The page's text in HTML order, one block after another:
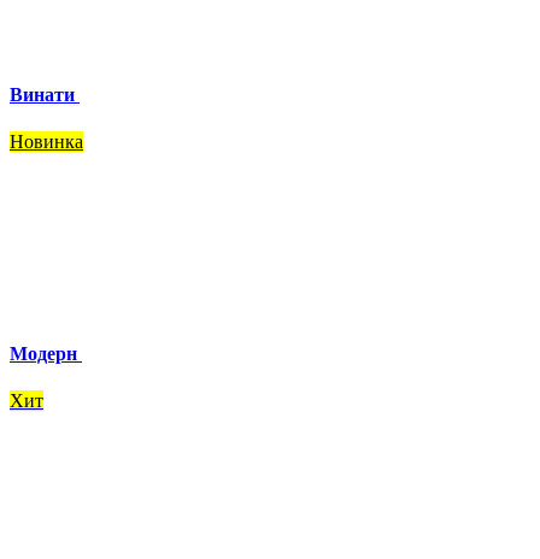
Винати
Новинка
Модерн
Хит